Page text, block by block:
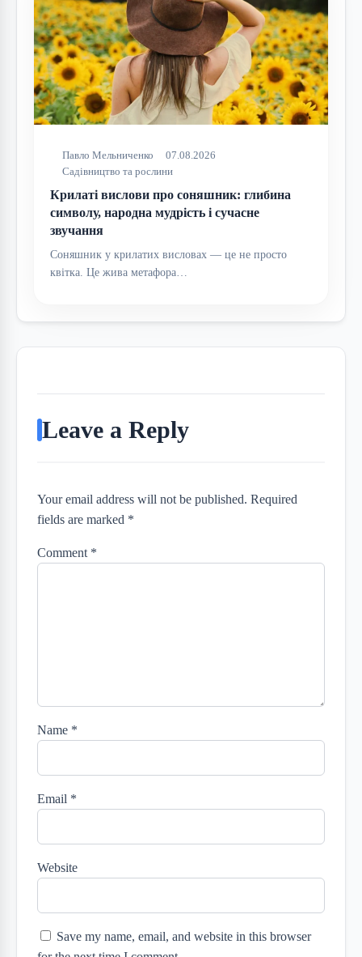
Павло Мельниченко
07.08.2026
Садівництво та рослини
Крилаті вислови про соняшник: глибина
символу, народна мудрість і сучасне
звучання
Соняшник у крилатих висловах — це не просто
квітка. Це жива метафора…
Leave a Reply
Your email address will not be published. Required
fields are marked *
Comment *
Name *
Email *
Website
Save my name, email, and website in this browser